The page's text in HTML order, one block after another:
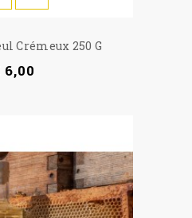
Crémeux 250 G
6,00